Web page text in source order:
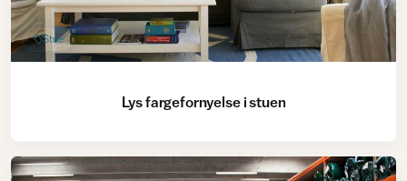
Stue
Lys fargefornyelse i stuen